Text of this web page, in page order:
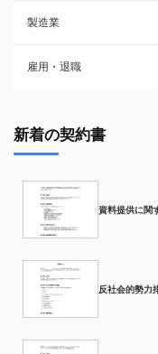
製造業
雇用・退職
新着の契約書
資料提供に関
反社会的勢力